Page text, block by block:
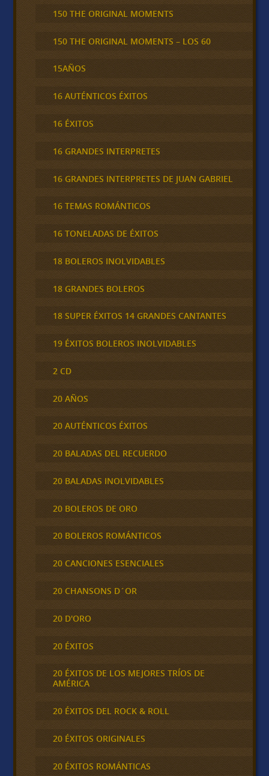
150 THE ORIGINAL MOMENTS
150 THE ORIGINAL MOMENTS – LOS 60
15AÑOS
16 AUTÉNTICOS ÉXITOS
16 ÉXITOS
16 GRANDES INTERPRETES
16 GRANDES INTERPRETES DE JUAN GABRIEL
16 TEMAS ROMÁNTICOS
16 TONELADAS DE ÉXITOS
18 BOLEROS INOLVIDABLES
18 GRANDES BOLEROS
18 SUPER ÉXITOS 14 GRANDES CANTANTES
19 ÉXITOS BOLEROS INOLVIDABLES
2 CD
20 AÑOS
20 AUTÉNTICOS ÉXITOS
20 BALADAS DEL RECUERDO
20 BALADAS INOLVIDABLES
20 BOLEROS DE ORO
20 BOLEROS ROMÁNTICOS
20 CANCIONES ESENCIALES
20 CHANSONS D´OR
20 D'ORO
20 ÉXITOS
20 ÉXITOS DE LOS MEJORES TRÍOS DE
AMÉRICA
20 ÉXITOS DEL ROCK & ROLL
20 ÉXITOS ORIGINALES
20 ÉXITOS ROMÁNTICAS